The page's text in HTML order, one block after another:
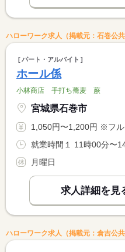
ハローワーク求人（掲載元：石巻公共
パート・アルバイト
ホール係
小林商店 手打ち蕎麦 蕨
宮城県石巻市
1,050円〜1,200円 ※フルタイム求人の場合は月額
月曜日
求人詳細を見
ハローワーク求人（掲載元：倉吉公共